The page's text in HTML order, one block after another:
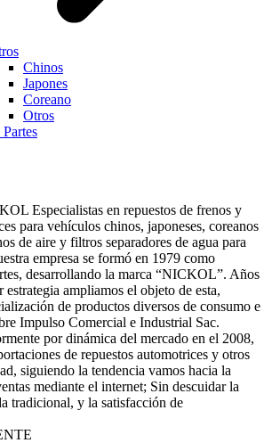
Chinos
Japones
Coreano
Otros
Especialistas en repuestos de frenos y
para vehículos chinos, japoneses, coreanos
de aire y filtros separadores de agua para
empresa se formó en 1979 como
desarrollando la marca “NICKOL”. Años
estrategia ampliamos el objeto de esta,
de productos diversos de consumo e
Impulso Comercial e Industrial Sac.
por dinámica del mercado en el 2008,
de repuestos automotrices y otros
siguiendo la tendencia vamos hacia la
mediante el internet; Sin descuidar la
tradicional, y la satisfacción de